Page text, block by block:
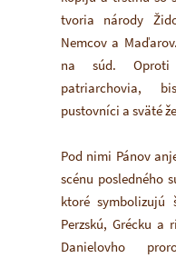
tvoria národy
Nemcov a
na súd. Oproti
patriarchovia,
pustovníci a sväté
Pod nimi Pánov
scénu posledného
ktoré symbolizujú
Perzskú, Grécku a
Danielovho